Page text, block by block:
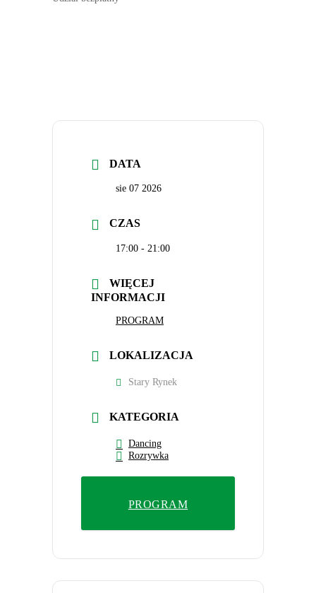
DATA
sie 07 2026
CZAS
17:00 - 21:00
WIĘCEJ
INFORMACJI
PROGRAM
LOKALIZACJA
Stary Rynek
KATEGORIA
Dancing
Rozrywka
PROGRAM